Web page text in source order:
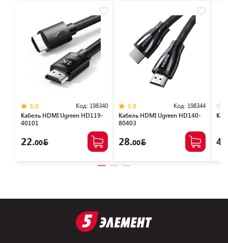
5.0 Код: 198340
Кабель HDMI Ugreen HD119-
40101
22.00
5.0 Код: 198344
Кабель HDMI Ugreen HD140-
80403
28.00